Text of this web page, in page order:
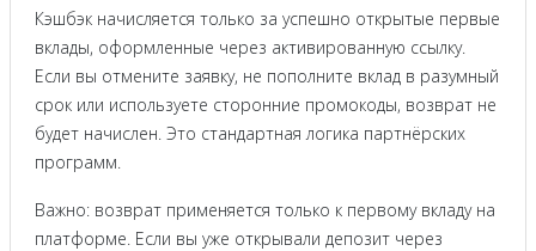
Кэшбэк начисляется только за успешно открытые первые
вклады, оформленные через активированную ссылку.
Если вы отмените заявку, не пополните вклад в разумный
срок или используете сторонние промокоды, возврат не
будет начислен. Это стандартная логика партнёрских
программ.
Важно: возврат применяется только к первому вкладу на
платформе. Если вы уже открывали депозит через